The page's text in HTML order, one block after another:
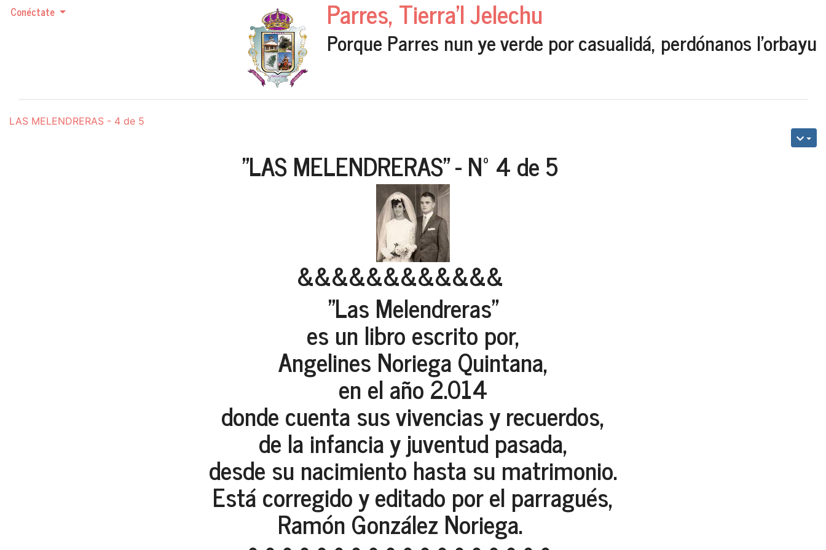
Conéctate Parres, Tierra'l Jelechu
Porque Parres nun ye verde por casualidá, perdónanos l'orbayu
LAS MELENDRERAS - 4 de 5
"LAS MELENDRERAS" - Nº 4 de 5
&&&&&&&&&&&&
"Las Melendreras"
es un libro escrito por,
Angelines Noriega Quintana,
en el año 2.014
donde cuenta sus vivencias y recuerdos,
de la infancia y juventud pasada,
desde su nacimiento hasta su matrimonio.
Está corregido y editado por el parragués,
Ramón González Noriega.